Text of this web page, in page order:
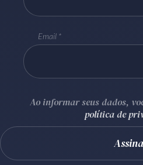
Email
Ao informar seus dados,
política de